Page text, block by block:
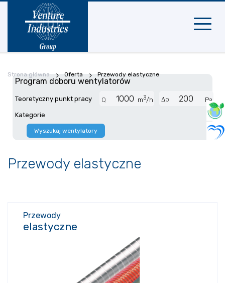
mobilna
Strona główna Oferta Przewody elastyczne
Program doboru wentylatorów
Teoretyczny punkt pracy Q m3/h Δp
Pa
Kategorie
Wyszukaj wentylatory
Przewody elastyczne
Przewody
elastyczne